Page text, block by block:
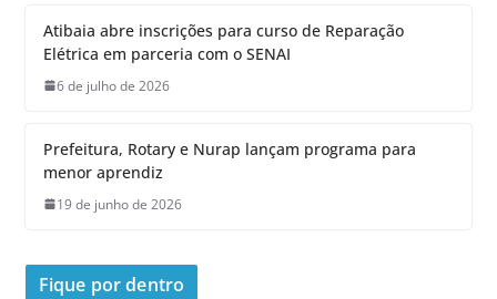
Atibaia abre inscrições para curso de Reparação
Elétrica em parceria com o SENAI
6 de julho de 2026
Prefeitura, Rotary e Nurap lançam programa para
menor aprendiz
19 de junho de 2026
Fique por dentro